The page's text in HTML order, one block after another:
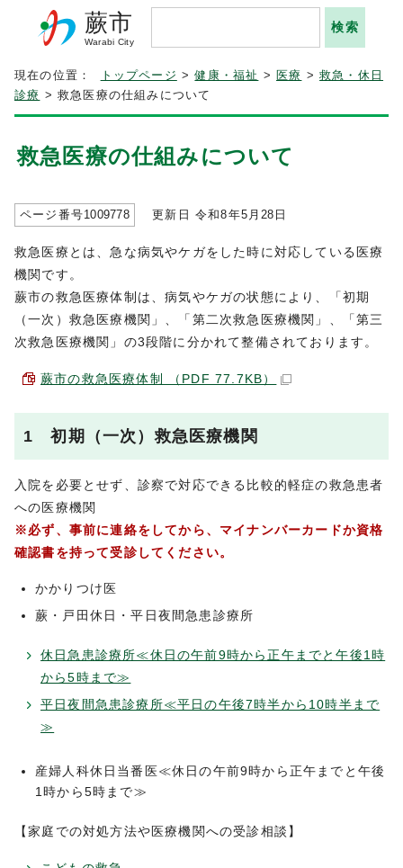
蕨市
Warabi City
現在の位置： トップページ >健康・福祉 > 医療 >救急・休日
診療 > 救急医療の仕組みについて
救急医療の仕組みについて
ページ番号1009778 更新日 令和8年5月28 日
救急医療とは、急な病気やケガをした時に対応している医療
機関です。
蕨市の救急医療体制は、病気やケガの状態により、「初期
（一次）救急医療機関」、「第二次救急医療機関」、「第三
次救急医療機関」の3段階に分かれて整備されております。
蕨市の救急医療体制 （PDF 77.7KB）
1 初期（一次）救急医療機関
入院を必要とせず、診察で対応できる比較的軽症の救急患者
への医療機関
※必ず、事前に連絡をしてから、マイナンバーカードか資格
確認書を持って受診してください。
かかりつけ医
蕨・戸田休日・平日夜間急患診療所
休日急患診療所≪休日の午前9時から正午までと午後1時
から5時まで≫
平日夜間急患診療所≪平日の午後7時半から10時半まで
≫
産婦人科休日当番医≪休日の午前9時から正午までと午後
1時から5時まで≫
【家庭での対処方法や医療機関への受診相談】